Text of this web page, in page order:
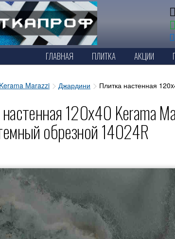
ГЛАВНАЯ ПЛИТКА АКЦИИ
Kerama Marazzi Джардини Плитка настенная
120x40 Kerama
обрезной 14024R